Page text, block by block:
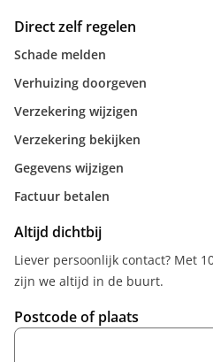
Direct zelf regelen
Schade melden
Verhuizing doorgeven
Verzekering wijzigen
Verzekering bekijken
Gegevens wijzigen
Factuur betalen
Altijd dichtbij
Liever persoonlijk contact? Met
zijn we altijd in de buurt.
Postcode of plaats